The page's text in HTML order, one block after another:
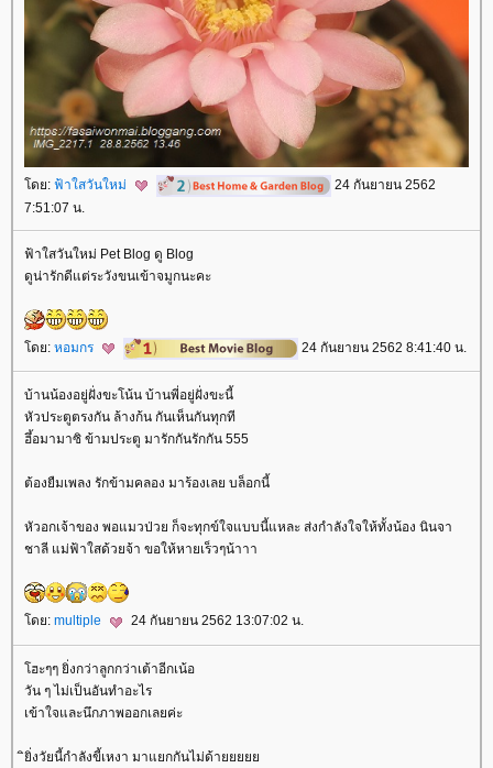
ดย: ฟ้าใสวันใหม่
24 กันยายน 2562
7:51:07 น.
ฟ้าใสวันใหม่ Pet Blog ดู Blog
ดูน่ารักดีแต่ระวังขนเข้าจมูกนะคะ
ดย: หอมกร 24 กันยายน 2562 8:41:40 น.
บ้านน้องอยู่ฝั่งขะโน้น บ้านพี่อยู่ฝั่งขะนี้
หัวประตูตรงกัน ล้างก้น กันเห็นกันทุกที
ฮึ้อมามาซิ ข้ามประตู มารักกันรักกัน 555
ต้องยืมเพลง รักข้ามคลอง มาร้องเลย บล็อกนี้
หัวอกเจ้าของ พอแมวป่วย ก็จะทุกข์ใจแบบนี้แหละ ส่งกำลังใจให้ทั้งน้อง นินจา
ชาลี แม่ฟ้าใสด้วยจ้า ขอให้หายเร็วๆน้าาา
ดย: multiple 24 กันยายน 2562 13:07:02 น.
ฮะๆๆ ยิ่งกว่าลูกกว่าเต้าอีกเน้อ
วัน ๆ ไม่เป็นอันทำอะไร
เข้าใจและนึกภาพออกเลยค่ะ
ิยิ่งวัยนี้กำลังขี้เหงา มาแยกกันไม่ด้า